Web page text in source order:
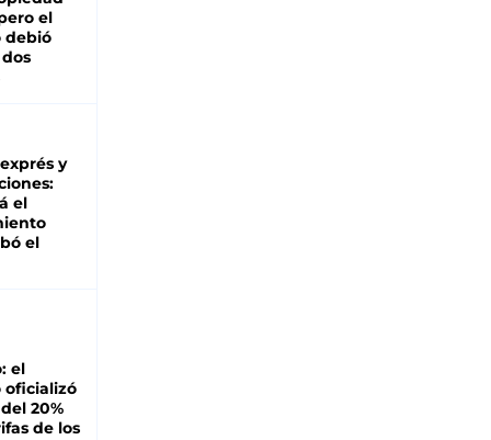
el
debió
y
el
el
el
oficializó
20%
de los